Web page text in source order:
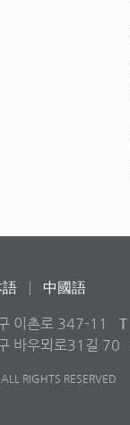
語 中國語
이촌로 347-11 T
바우뫼로31길 70
RIGHTS RESERVED